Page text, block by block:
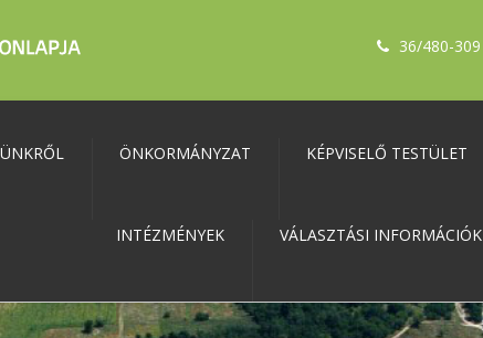
36/480-309
ÖNKORMÁNYZAT KÉPVISELŐ TESTÜLET
INTÉZMÉNYEK VÁLASZTÁSI INFORMÁCIÓK